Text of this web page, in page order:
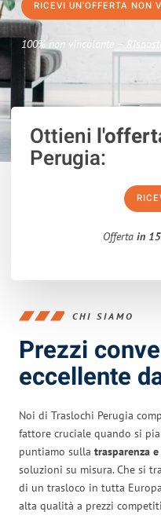
RICEVI UN'OFFERTA NON
100% non vincolante –
Ottieni
Perugia:
Offerta in
CHI SIAMO
Prezzi
eccellente
Noi di Traslochi Perugia
fattore cruciale quando si
puntiamo sulla trasparenza
soluzioni su misura. Che si
di un trasloco in tutta
alta qualità a prezzi